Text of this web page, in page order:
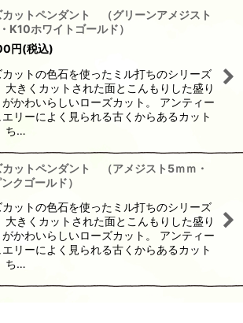
絞り込む
カットペンダント （グリーンアメジスト
K10ホワイトゴールド）
円(税込)
カットの色石を使ったミル打ちのシリーズ
大きくカットされた面とこんもりした盛り
がかわいらしいローズカット。 アンティー
エリーによく見られる古くからあるカット
ち…
カットペンダント （アメジスト5ｍｍ・
クゴールド）
カットの色石を使ったミル打ちのシリーズ
大きくカットされた面とこんもりした盛り
がかわいらしいローズカット。 アンティー
エリーによく見られる古くからあるカット
ち…